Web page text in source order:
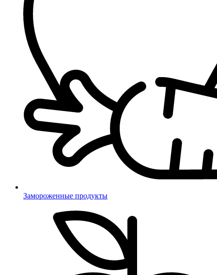
Замороженные продукты